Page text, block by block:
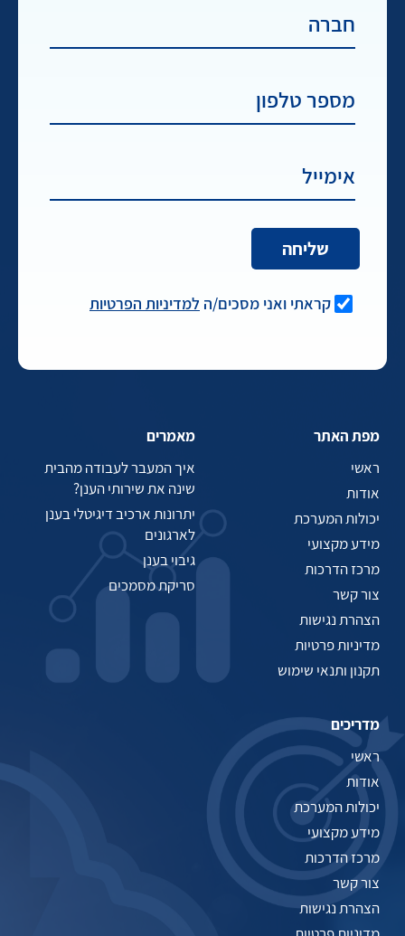
קראתי ואני מסכים/ה למדיניות הפרטיות
מפת האתר
ראשי
אודות
יכולות המערכת
מידע מקצועי
מרכז הדרכות
צור קשר
הצהרת נגישות
מדיניות פרטיות
תקנון ותנאי שימוש
מאמרים
איך המעבר לעבודה מהבית
שינה את שירותי הענן?
יתרונות ארכיב דיגיטלי בענן
לארגונים
גיבוי בענן
סריקת מסמכים
מדריכים
ראשי
אודות
יכולות המערכת
מידע מקצועי
מרכז הדרכות
צור קשר
הצהרת נגישות